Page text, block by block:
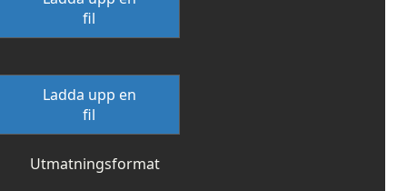
fil
Ladda upp en
fil
Utmatningsformat